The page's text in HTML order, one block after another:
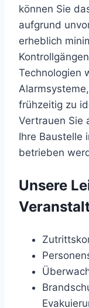
können Sie
aufgrund
erheblich
Technologien
frühzeitig zu
Vertrauen Sie
Ihre Baustelle
betrieben
Unsere